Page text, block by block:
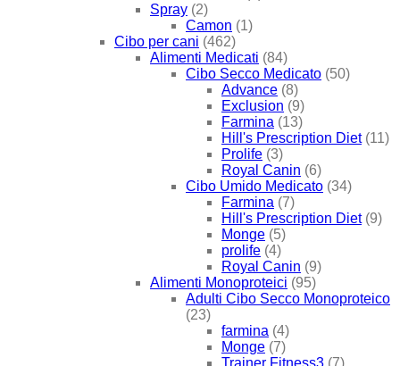
Spray (2)
Camon (1)
Cibo per cani (462)
Alimenti Medicati (84)
Cibo Secco Medicato (50)
Advance (8)
Exclusion (9)
Farmina (13)
Hill's Prescription Diet (11)
Prolife (3)
Royal Canin (6)
Cibo Umido Medicato (34)
Farmina (7)
Hill's Prescription Diet (9)
Monge (5)
prolife (4)
Royal Canin (9)
Alimenti Monoproteici (95)
Adulti Cibo Secco Monoproteico
(23)
farmina (4)
Monge (7)
Trainer Fitness3 (7)